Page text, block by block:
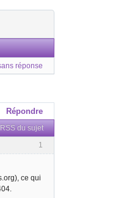
réponse
Répondre
du sujet
1
ce qui